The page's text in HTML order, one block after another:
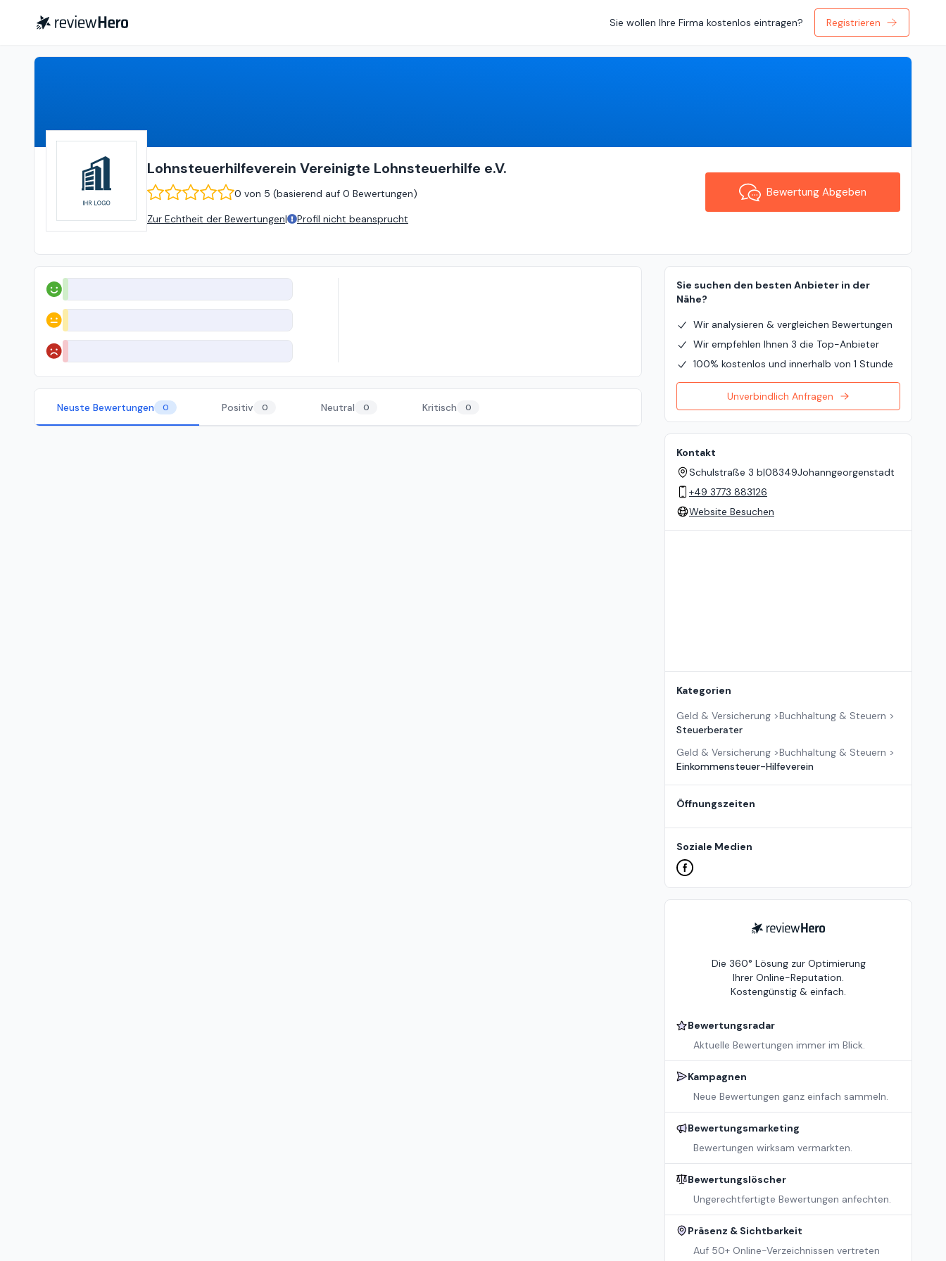
Sie wollen Ihre Firma kostenlos eintragen? Registrieren
Lohnsteuerhilfeverein Vereinigte Lohnsteuerhilfe e.V.
0 von 5 (basierend auf 0 Bewertungen)
Zur Echtheit der Bewertungen| Profil nicht beansprucht
Bewertung Abgeben
Positiv
Neutral
Negativ
Neuste Bewertungen 0 Positiv 0 Neutral 0 Kritisch 0
Sie suchen den besten Anbieter in der
Nähe?
Wir analysieren & vergleichen Bewertungen
Wir empfehlen Ihnen 3 die Top-Anbieter
100% kostenlos und innerhalb von 1 Stunde
Unverbindlich Anfragen
Kontakt
Schulstraße 3 b|08349Johanngeorgenstadt
+49 3773 883126
Website Besuchen
Kategorien
Geld & Versicherung >Buchhaltung & Steuern >
Steuerberater
Geld & Versicherung >Buchhaltung & Steuern >
Einkommensteuer-Hilfeverein
Öffnungszeiten
Soziale Medien
ReviewHero
Die 360° Lösung zur Optimierung
Ihrer Online-Reputation.
Kostengünstig & einfach.
Bewertungsradar
Aktuelle Bewertungen immer im Blick.
Kampagnen
Neue Bewertungen ganz einfach sammeln.
Bewertungsmarketing
Bewertungen wirksam vermarkten.
Bewertungslöscher
Ungerechtfertigte Bewertungen anfechten.
Präsenz & Sichtbarkeit
Auf 50+ Online-Verzeichnissen vertreten